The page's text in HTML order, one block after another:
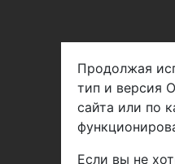
Арбен
1-й
Продолжая
тип и версия
сайта или по
Если вы не